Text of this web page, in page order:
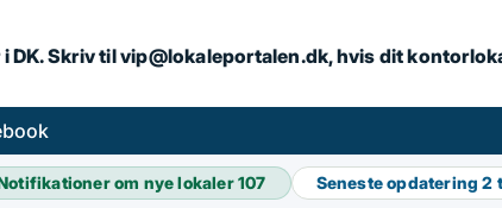
DK. Skriv til vip@lokaleportalen.dk, hvis dit
om nye lokaler107 Seneste opdatering2